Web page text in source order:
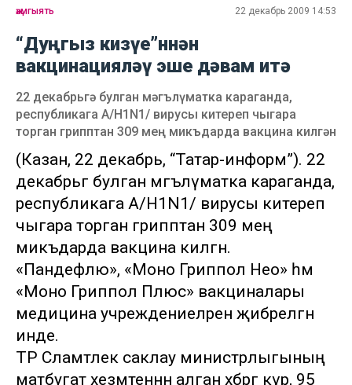
җәмгыять 22 декабрь 2009 14:53
“Дуңгыз кизүе”ннән
вакцинацияләү эше дәвам итә
22 декабрьгә булган мәгълүматка караганда,
республикага А/H1N1/ вирусы китереп чыгара
торган грипптан 309 мең микъдарда вакцина килгән
(Казан, 22 декабрь, “Татар-информ”). 22
декабрьгә булган мәгълүматка караганда,
республикага А/H1N1/ вирусы китереп
чыгара торган грипптан 309 мең
микъдарда вакцина килгән.
«Пандефлю», «Моно Гриппол Нео» һәм
«Моно Гриппол Плюс» вакциналары
медицина учреждениеләренә җибәрелгән
инде.
ТР Сәламәтлек саклау министрлыгының
матбугат хезмәтеннән алган хәбәргә күрә, 95